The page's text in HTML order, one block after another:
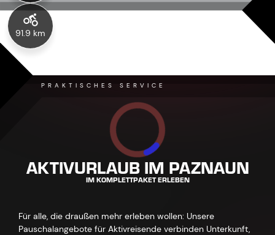
91.9 km
PRAKTISCHES SERVICE
AKTIVURLAUB IM PAZNAUN
IM KOMPLETTPAKET ERLEBEN
Für alle, die draußen mehr erleben wollen: Unsere
Pauschalangebote für Aktivreisende verbinden Unterkunft,